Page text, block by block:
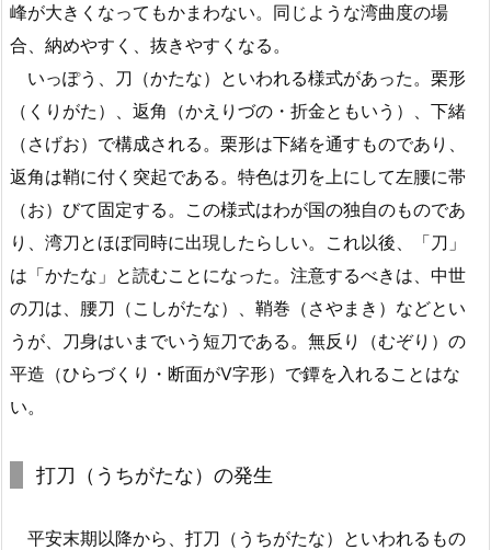
峰が大きくなってもかまわない。同じような湾曲度の場
合、納めやすく、抜きやすくなる。
いっぽう、刀（かたな）といわれる様式があった。栗形
（くりがた）、返角（かえりづの・折金ともいう）、下緒
（さげお）で構成される。栗形は下緒を通すものであり、
返角は鞘に付く突起である。特色は刃を上にして左腰に帯
（お）びて固定する。この様式はわが国の独自のものであ
り、湾刀とほぼ同時に出現したらしい。これ以後、「刀」
は「かたな」と読むことになった。注意するべきは、中世
の刀は、腰刀（こしがたな）、鞘巻（さやまき）などとい
うが、刀身はいまでいう短刀である。無反り（むぞり）の
平造（ひらづくり・断面がV字形）で鐔を入れることはな
い。
打刀（うちがたな）の発生
平安末期以降から、打刀（うちがたな）といわれるもの